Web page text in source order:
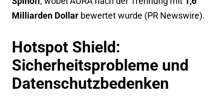
Milliarden Dollar bewertet wurde (PR Newswire).
Hotspot Shield:
Sicherheitsprobleme und
Datenschutzbedenken